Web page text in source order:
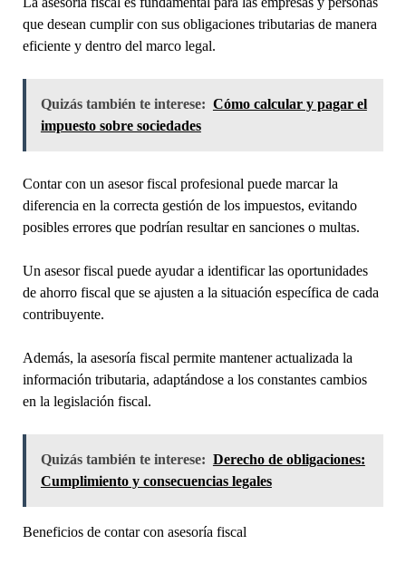
que desean cumplir con sus obligaciones tributarias de manera
eficiente y dentro del marco legal.
Quizás también te interese: Cómo calcular y pagar el
impuesto sobre sociedades
Contar con un asesor fiscal profesional puede marcar la
diferencia en la correcta gestión de los impuestos, evitando
posibles errores que podrían resultar en sanciones o multas.
Un asesor fiscal puede ayudar a identificar las oportunidades
de ahorro fiscal que se ajusten a la situación específica de cada
contribuyente.
Además, la asesoría fiscal permite mantener actualizada la
información tributaria, adaptándose a los constantes cambios
en la legislación fiscal.
Quizás también te interese: Derecho de obligaciones:
Cumplimiento y consecuencias legales
Beneficios de contar con asesoría fiscal